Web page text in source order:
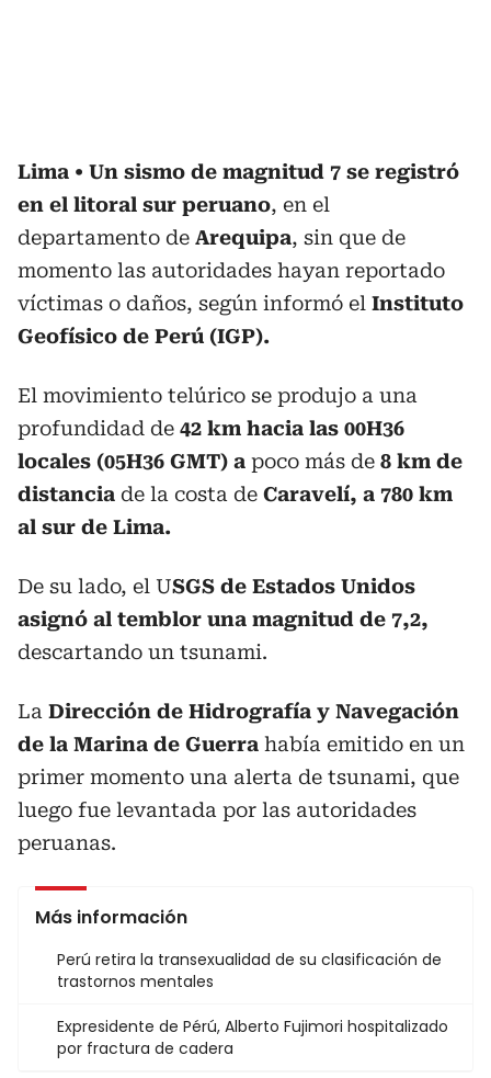
Lima
Un sismo de magnitud 7 se registró
en el litoral sur peruano, en el
departamento de Arequipa, sin que de
momento las autoridades hayan reportado
víctimas o daños, según informó el Instituto
Geofísico de Perú (IGP).
El movimiento telúrico se produjo a una
profundidad de 42 km hacia las 00H36
locales (05H36 GMT) a poco más de 8 km de
distancia de la costa de Caravelí, a 780 km
al sur de Lima.
De su lado, el USGS de Estados Unidos
asignó al temblor una magnitud de 7,2,
descartando un tsunami.
La Dirección de Hidrografía y Navegación
de la Marina de Guerra había emitido en un
primer momento una alerta de tsunami, que
luego fue levantada por las autoridades
peruanas.
Más información
Perú retira la transexualidad de su clasificación de
trastornos mentales
Expresidente de Pérú, Alberto Fujimori hospitalizado
por fractura de cadera